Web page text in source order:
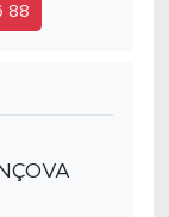
88